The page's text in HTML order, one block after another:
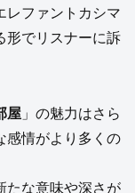
レファントカシマ
形でリスナーに訴
屋 」の魅力はさら
感情がより多くの
たな意味や深さが